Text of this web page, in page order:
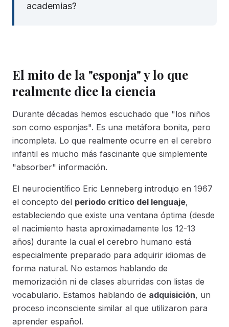
academias?
El mito de la "esponja" y lo que
realmente dice la ciencia
Durante décadas hemos escuchado que "los niños
son como esponjas". Es una metáfora bonita, pero
incompleta. Lo que realmente ocurre en el cerebro
infantil es mucho más fascinante que simplemente
"absorber" información.
El neurocientífico Eric Lenneberg introdujo en 1967
el concepto del periodo crítico del lenguaje,
estableciendo que existe una ventana óptima (desde
el nacimiento hasta aproximadamente los 12-13
años) durante la cual el cerebro humano está
especialmente preparado para adquirir idiomas de
forma natural. No estamos hablando de
memorización ni de clases aburridas con listas de
vocabulario. Estamos hablando de adquisición, un
proceso inconsciente similar al que utilizaron para
aprender español.